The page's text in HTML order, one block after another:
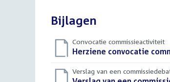
Bijlagen
Convocatie commissieactiviteit
Download
bestand:
Herziene convocatie
Verslag van een